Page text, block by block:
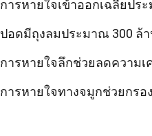
การหายใจเข้าออกเฉลี่ยปร
ปอดมีถุงลมประมาณ 300 ล้
การหายใจลึกช่วยลดความเ
การหายใจทางจมูกช่วยกรอ